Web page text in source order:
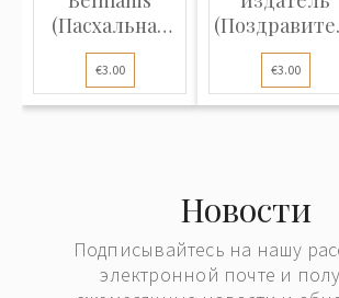
(Пасхальная
открытка):
Ангел...
€3.00
открытк...
€3.00
Новости
Подписывайтесь на нашу
электронной почте и